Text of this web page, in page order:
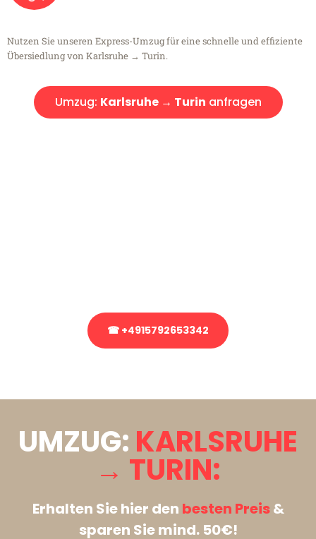
Nutzen Sie unseren Express-Umzug für eine schnelle und effiziente
Übersiedlung von Karlsruhe → Turin.
Umzug: Karlsruhe → Turin anfragen
☎ +4915792653342
UMZUG: KARLSRUHE
→ TURIN:
Erhalten Sie hier den besten Preis&
sparen Sie mind. 50€!